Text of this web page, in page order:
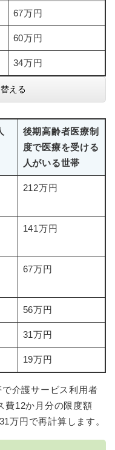
67万円
60万円
34万円
える
後期高齢者医療制
度で医療を受ける
人がいる世帯
212万円
141万円
67万円
56万円
31万円
19万円
介護サービス利用者
費12か月分の限度額
万円で再計算します。